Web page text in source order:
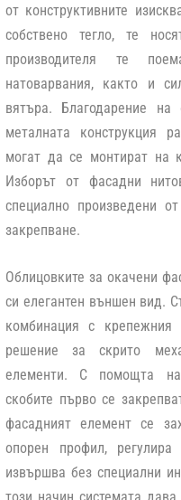
от конструктивните
собствено тегло, те
производителя те
натоварвания, както и
вятъра. Благодарение
металната конструкция
могат да се монтират на
Изборът от фасадни
специално произведени
закрепване.
Облицовките за окачени
си елегантен външен вид.
комбинация с крепежния
решение за скрито
елементи. С помощта
скобите първо се
фасадният елемент се
опорен профил,
извършва без специални